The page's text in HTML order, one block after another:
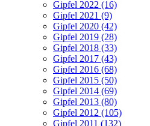
Gipfel 2022 (16)
Gipfel 2021 (9)
Gipfel 2020 (42)
Gipfel 2019 (28)
Gipfel 2018 (33)
Gipfel 2017 (43)
Gipfel 2016 (68)
Gipfel 2015 (50)
Gipfel 2014 (69)
Gipfel 2013 (80)
Gipfel 2012 (105)
Gipfel 2011 (132)